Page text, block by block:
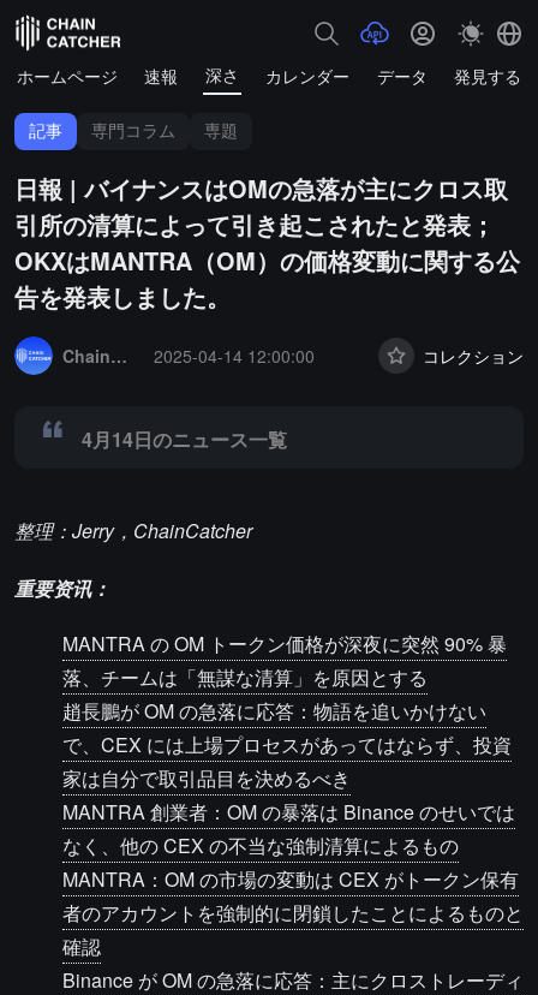
ホームページ 速報 深さ カレンダー データ 発見する
記事 専門コラム 専題
日報 | バイナンスはOMの急落が主にクロス取
引所の清算によって引き起こされたと発表；
OKXはMANTRA（OM）の価格変動に関する公
告を発表しました。
ChainCatcher セレクション
2025-04-14 12:00:00 コレクション
4月14日のニュース一覧
整理：Jerry，ChainCatcher
重要资讯：
MANTRA の OM トークン価格が深夜に突然 90% 暴
落、チームは「無謀な清算」を原因とする
趙長鵬が OM の急落に応答：物語を追いかけない
で、CEX には上場プロセスがあってはならず、投資
家は自分で取引品目を決めるべき
MANTRA 創業者：OM の暴落は Binance のせいでは
なく、他の CEX の不当な強制清算によるもの
MANTRA：OM の市場の変動は CEX がトークン保有
者のアカウントを強制的に閉鎖したことによるものと
確認
Binance が OM の急落に応答：主にクロストレーディ